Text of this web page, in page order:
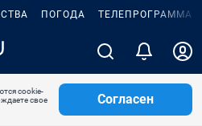
ПОГОДА ТЕЛЕПРОГРАММА
cookie-
свое
Согласен